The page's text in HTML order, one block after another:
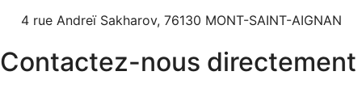
4 rue Andreï Sakharov, 76130 MONT-SAINT-AIGNAN
Contactez-nous directement